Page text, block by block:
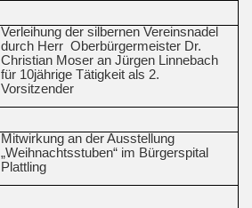
Verleihung der silbernen Vereinsnadel
durch Herr Oberbürgermeister Dr.
Christian Moser an Jürgen Linnebach
für 10jährige Tätigkeit als 2.
Vorsitzender
Mitwirkung an der Ausstellung
„Weihnachtsstuben“ im Bürgerspital
Plattling